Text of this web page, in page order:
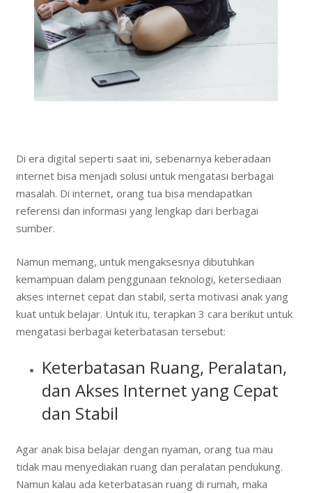
Di era digital seperti saat ini, sebenarnya keberadaan
internet bisa menjadi solusi untuk mengatasi berbagai
masalah. Di internet, orang tua bisa mendapatkan
referensi dan informasi yang lengkap dari berbagai
sumber.
Namun memang, untuk mengaksesnya dibutuhkan
kemampuan dalam penggunaan teknologi, ketersediaan
akses internet cepat dan stabil, serta motivasi anak yang
kuat untuk belajar. Untuk itu, terapkan 3 cara berikut untuk
mengatasi berbagai keterbatasan tersebut:
Keterbatasan Ruang, Peralatan,
dan Akses Internet yang Cepat
dan Stabil
Agar anak bisa belajar dengan nyaman, orang tua mau
tidak mau menyediakan ruang dan peralatan pendukung.
Namun kalau ada keterbatasan ruang di rumah, maka